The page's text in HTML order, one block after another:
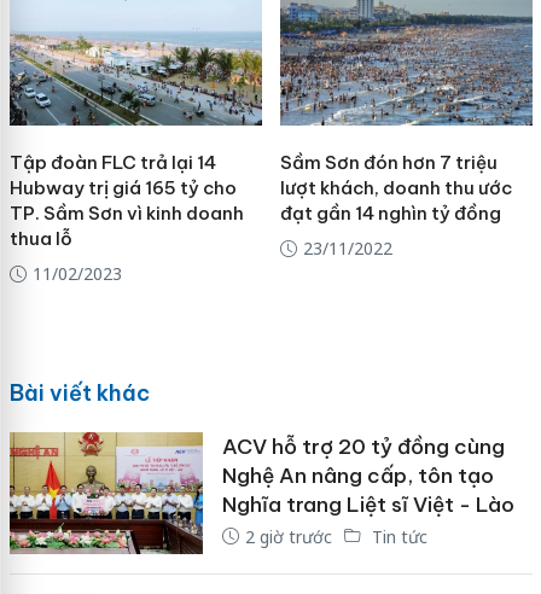
Tập đoàn FLC trả lại 14
Hubway trị giá 165 tỷ cho
TP. Sầm Sơn vì kinh doanh
thua lỗ
11/02/2023
Sầm Sơn đón hơn 7 triệu
lượt khách, doanh thu ước
đạt gần 14 nghìn tỷ đồng
23/11/2022
Bài viết khác
ACV hỗ trợ 20 tỷ đồng cùng
Nghệ An nâng cấp, tôn tạo
Nghĩa trang Liệt sĩ Việt - Lào
2 giờ trước Tin tức